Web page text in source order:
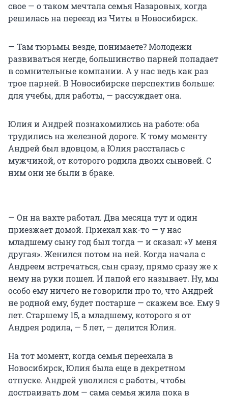
свое — о таком мечтала семья Назаровых, когда
решилась на переезд из Читы в Новосибирск.
— Там тюрьмы везде, понимаете? Молодежи
развиваться негде, большинство парней попадает
в сомнительные компании. А у нас ведь как раз
трое парней. В Новосибирске перспектив больше:
для учебы, для работы, — рассуждает она.
Юлия и Андрей познакомились на работе: оба
трудились на железной дороге. К тому моменту
Андрей был вдовцом, а Юлия рассталась с
мужчиной, от которого родила двоих сыновей. С
ним они не были в браке.
— Он на вахте работал. Два месяца тут и один
приезжает домой. Приехал как-то — у нас
младшему сыну год был тогда — и сказал: «У меня
другая». Женился потом на ней. Когда начала с
Андреем встречаться, сын сразу, прямо сразу же к
нему на руки пошел. И папой его называет. Ну, мы
особо ему ничего не говорили про то, что Андрей
не родной ему, будет постарше — скажем все. Ему 9
лет. Старшему 15, а младшему, которого я от
Андрея родила, — 5 лет, — делится Юлия.
На тот момент, когда семья переехала в
Новосибирск, Юлия была еще в декретном
отпуске. Андрей уволился с работы, чтобы
достраивать дом — сама семья жила пока в